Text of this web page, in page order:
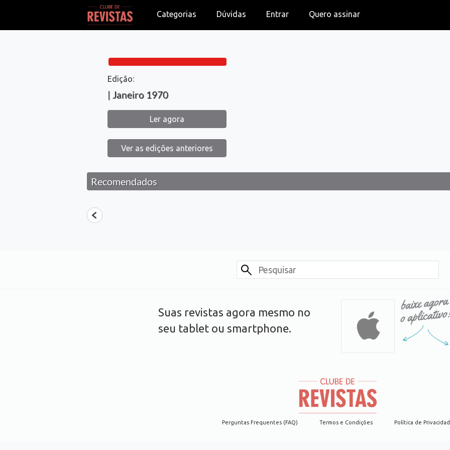
Categorias Dúvidas Entrar Quero assinar
Edição:
| Janeiro 1970
Ler agora
Ver as edições anteriores
Recomendados
Suas revistas agora mesmo no
seu tablet ou smartphone.
Perguntas Frequentes (FAQ) Termos e Condições Política de